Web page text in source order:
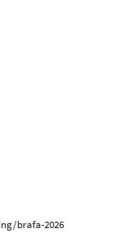
brafa-2026